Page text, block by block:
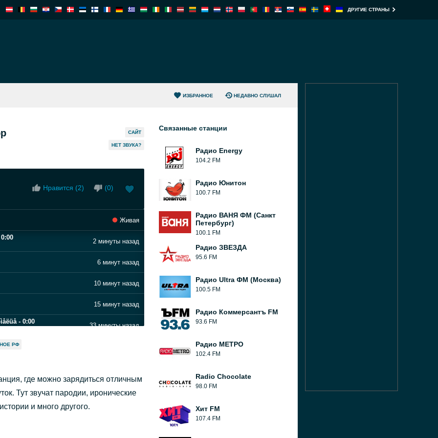
ДРУГИЕ СТРАНЫ
ИЗБРАННОЕ НЕДАВНО СЛУШАЛ
САЙТ
HЕТ ЗВУКА?
Нравится (2) (0)
Живая
2 минуты назад
6 минут назад
10 минут назад
15 минут назад
- 0:00
33 минуты назад
РФ
где можно зарядиться отличным
Тут звучат пародии, иронические
и много другого.
Связанные станции
Радио Energy
104.2 FM
Радио Юнитон
100.7 FM
Радио ВАНЯ ФМ (Санкт
Петербург)
100.1 FM
Радио ЗВЕЗДА
95.6 FM
Радио Ultra ФМ (Москва)
100.5 FM
Радио Коммерсантъ FM
93.6 FM
Радио МЕТРО
102.4 FM
Radio Chocolate
98.0 FM
Хит FM
107.4 FM